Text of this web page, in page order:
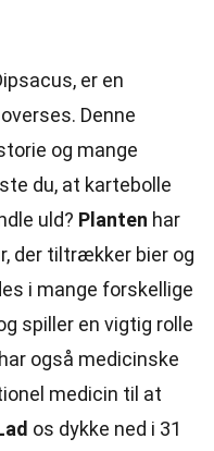
er en
Denne
og mange
du, at kartebolle
uld? Planten har
der tiltrækker bier og
i mange forskellige
spiller en vigtig rolle
også medicinske
medicin til at
os dykke ned i 31